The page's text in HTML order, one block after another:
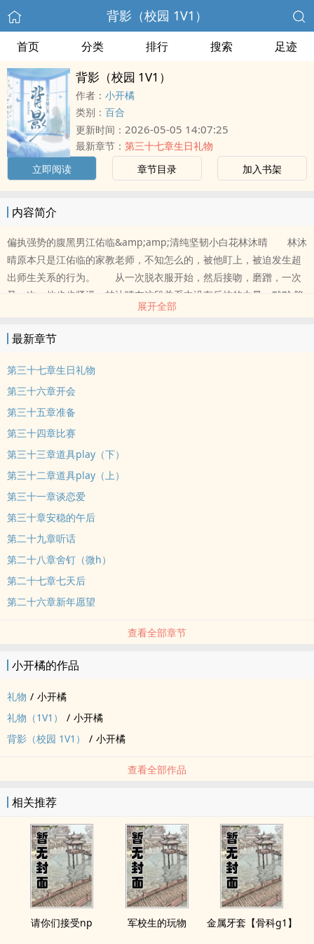
背影（校园 1V1）
首页 分类 排行 搜索 足迹
背影（校园 1V1）
作者： 小开橘
类别： 百合
更新时间： 2026-05-05 14:07:25
最新章节： 第三十七章生日礼物
立即阅读
章节目录 加入书架
内容简介
偏执强势的腹黑男江佑临&amp;amp;清纯坚韧小白花林沐晴 林沐
晴原本只是江佑临的家教老师，不知怎么的，被他盯上，被迫发生超
出师生关系的行为。 从一次脱衣服开始，然后接吻，磨蹭，一次
又一次，他步步紧逼，林沐晴在这段关系中没有反抗的力量，默默 隐
忍，但是某天她打开一个笔记本，发现里面有自己刚到这家做家教不
久时的照片，原来他早就蓄谋已久……1V1 双C 半强迫 每100珠加更一
章，求求大家的评论，谢谢大家?? 本质上就是一篇比较偏纯爱的小
说，剧情偏多。
展开全部
最新章节
第三十七章生日礼物
第三十六章开会
第三十五章准备
第三十四章比赛
第三十三章道具play（下）
第三十二章道具play（上）
第三十一章谈恋爱
第三十章安稳的午后
第二十九章听话
第二十八章舍钉（微h）
第二十七章七天后
第二十六章新年愿望
查看全部章节
小开橘的作品
礼物 / 小开橘
礼物（1V1）
/ 小开橘
背影（校园 1V1）
/ 小开橘
查看全部作品
相关推荐
请你们接受np 军校生的玩物 金属牙套【骨科g1】